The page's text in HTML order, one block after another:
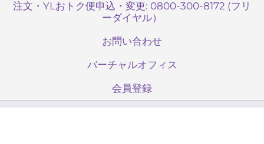
注文・YLおトク便申込・変更: 0800-300-8172 (フリ
ーダイヤル）
お問い合わせ
バーチャルオフィス
会員登録